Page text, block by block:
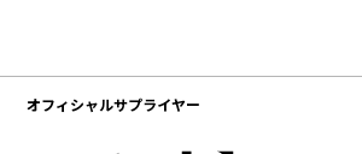
オフィシャルサプライヤー